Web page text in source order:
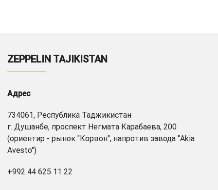
ZEPPELIN TAJIKISTAN
Адрес
734061, Республика Таджикистан
г. Душанбе, проспект Негмата Карабаева, 200
(ориентир - рынок "Корвон", напротив завода "Akia
Avesto")
+992 44 625 11 22